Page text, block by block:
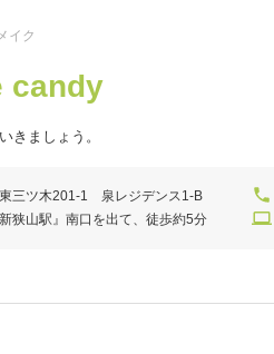
イク
candy
きましょう。
三ツ木201-1 泉レジデンス1-B
狭山駅』南口を出て、徒歩約5分